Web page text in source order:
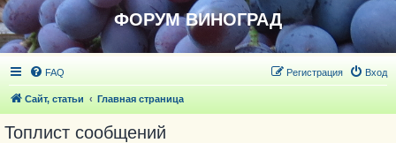
ФОРУМ ВИНОГРАД
FAQ Вход
Регистрация
Сайт, статьи Главная страница
Топлист сообщений